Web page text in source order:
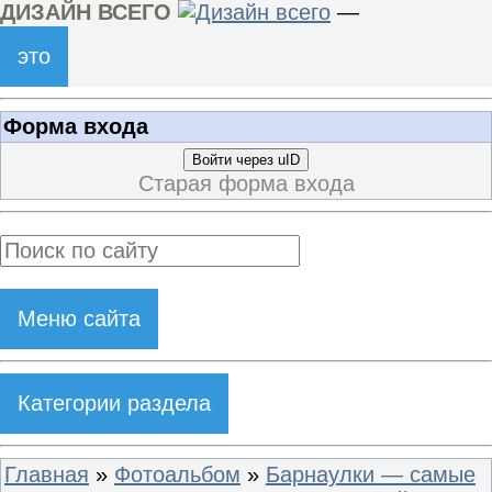
ДИЗАЙН ВСЕГО
—
это
Форма входа
Войти через uID
Старая форма входа
Меню сайта
Категории раздела
Главная » Фотоальбом » Барнаулки — самые